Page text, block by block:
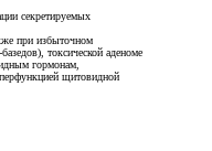
секретируемых
при избыточном
токсической аденоме
гормонам,
щитовидной